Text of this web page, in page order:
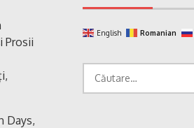
Prosii
Days,
English Romanian